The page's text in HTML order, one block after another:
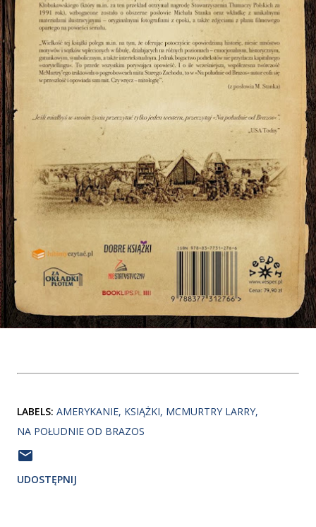
LABELS: AMERYKANIE KSIĄŻKI MCMURTRY LARRY
NA POŁUDNIE OD BRAZOS
UDOSTĘPNIJ